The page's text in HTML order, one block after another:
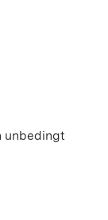
unbedingt